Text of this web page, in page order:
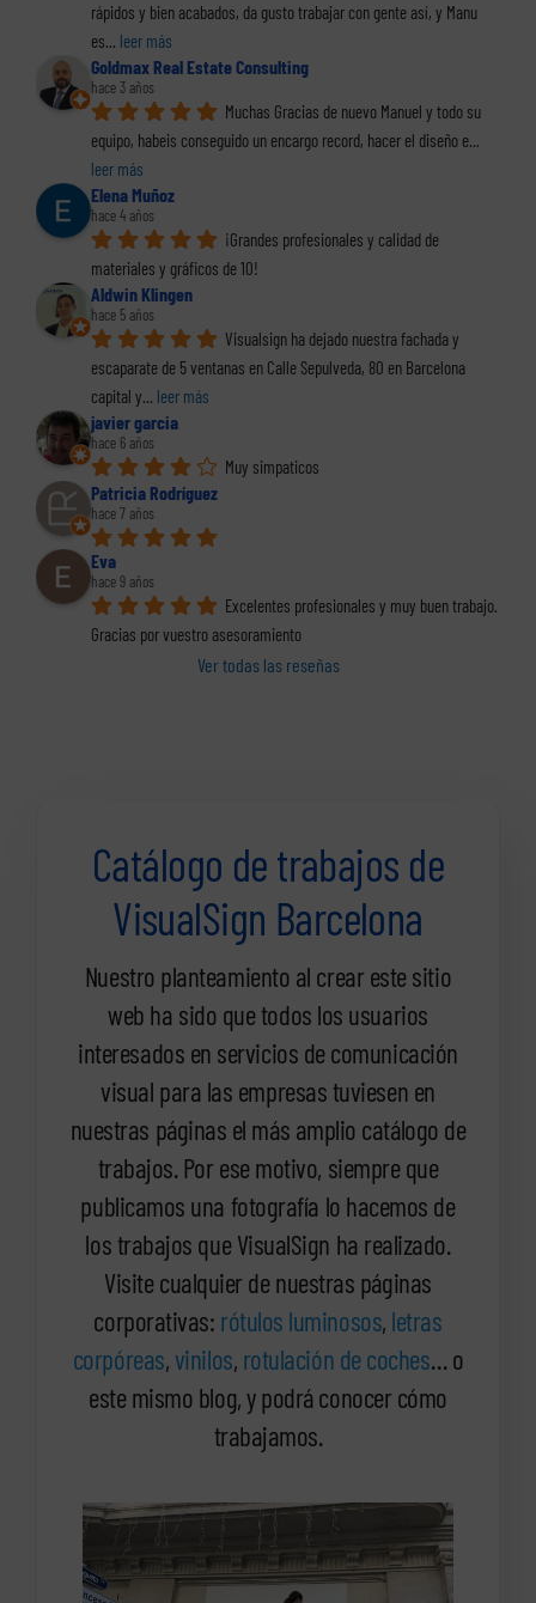
rápidos y bien acabados, da gusto trabajar con gente así, y Manu
es... leer más
Goldmax Real Estate Consulting
hace 3 años
Muchas Gracias de nuevo Manuel y todo su
equipo, habeis conseguido un encargo record, hacer el diseño e
leer más
Elena Muñoz
hace 4 años
¡Grandes profesionales y calidad de
materiales y gráficos de 10!
Aldwin Klingen
hace 5 años
Visualsign ha dejado nuestra fachada y
escaparate de 5 ventanas en Calle Sepulveda, 80 en Barcelona
capital y... leer más
javier garcia
hace 6 años
Muy simpaticos
Patricia Rodríguez
hace 7 años
Eva
hace 9 años
Excelentes profesionales y muy buen trabajo.
Gracias por vuestro asesoramiento
Ver todas las reseñas
Catálogo de trabajos de
VisualSign Barcelona
Nuestro planteamiento al crear este sitio
web ha sido que todos los usuarios
interesados en servicios de comunicación
visual para las empresas tuviesen en
nuestras páginas el más amplio catálogo de
trabajos. Por ese motivo, siempre que
publicamos una fotografía lo hacemos de
los trabajos que VisualSign ha realizado.
Visite cualquier de nuestras páginas
corporativas: rótulos luminosos, letras
corpóreas,vinilos, rotulación de coches… o
este mismo blog, y podrá conocer cómo
trabajamos.